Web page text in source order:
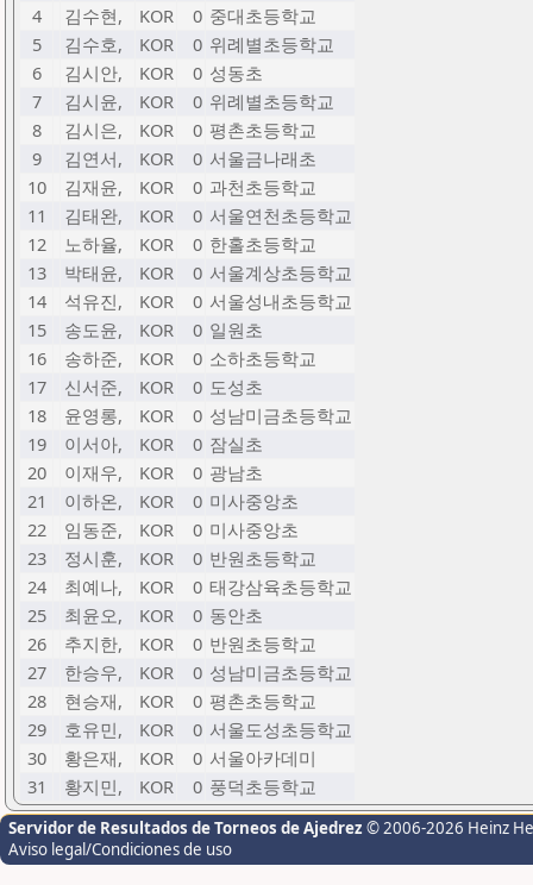
4
김수현, KOR 0 중대초등학교
5
김수호, KOR 0 위례별초등학교
6
김시안, KOR 0 성동초
7
김시윤, KOR 0 위례별초등학교
8
김시은, KOR 0 평촌초등학교
9
김연서, KOR 0 서울금나래초
10
김재윤, KOR 0 과천초등학교
11
김태완, KOR 0 서울연천초등학교
12
노하율, KOR 0 한홀초등학교
13
박태윤, KOR 0 서울계상초등학교
14
석유진, KOR 0 서울성내초등학교
15
송도윤, KOR 0 일원초
16
송하준, KOR 0 소하초등학교
17
신서준, KOR 0 도성초
18
윤영롱, KOR 0 성남미금초등학교
19
이서아, KOR 0 잠실초
20
이재우, KOR 0 광남초
21
이하온, KOR 0 미사중앙초
22
임동준, KOR 0 미사중앙초
23
정시훈, KOR 0 반원초등학교
24
최예나, KOR 0 태강삼육초등학교
25
최윤오, KOR 0 동안초
26
추지한, KOR 0 반원초등학교
27
한승우, KOR 0 성남미금초등학교
28
현승재, KOR 0 평촌초등학교
29
호유민, KOR 0 서울도성초등학교
30
황은재, KOR 0 서울아카데미
31
황지민, KOR 0 풍덕초등학교
Servidor de Resultados de Torneos de Ajedrez © 2006-2026 Heinz
Aviso legal/Condiciones de uso